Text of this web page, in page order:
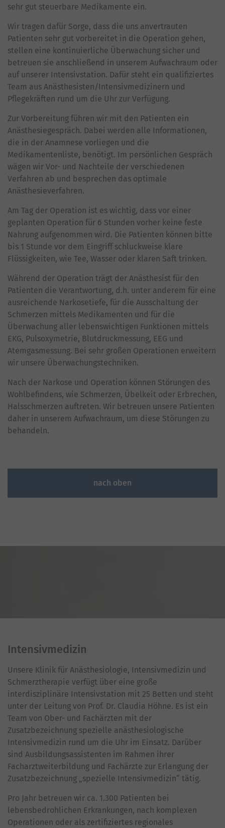
sehr gut steuerbare Medikamente ein.
Wir tragen dafür Sorge, dass die uns anvertrauten
Patienten sehr gut vorbereitet in die Operation gehen,
stellen eine kontinuierliche Überwachung sicher und
betreuen sie anschließend in unserem Aufwachraum oder
auf unserer Intensivstation. Dafür steht ein qualifiziertes
Team aus Anästhesisten/Intensivmedizinern und
Pflegekräften rund um die Uhr zur Verfügung.
Zur Vorbereitung führen wir mit den Patienten ein
Anästhesiegespräch. Dabei werden alle Informationen,
die in der Anamnese vorliegen und die
Medikamentenliste, benötigt. Im persönlichen Gespräch
wägen wir Vor- und Nachteile der verschiedenen
Verfahren ab und besprechen das optimale
Anästhesieverfahren.
Am Tag der Operation ist es wichtig, dass vor einer
geplanten Operation für 6 Stunden vorher keine feste
Nahrung aufgenommen wird. Die Patienten können bitte
bis 1 Stunde vor dem Eingriff schluckweise klare
Flüssigkeiten, wie Tee, Wasser oder klaren Saft trinken.
Während der Operation trägt der Anästhesist für den
Patienten die Verantwortung, d.h. unter anderem für eine
ausreichende Narkosetiefe, für die Ausschaltung der
Schmerzen mittels Medikamenten und für die
Überwachung aller lebenswichtigen Funktionen mittels
EKG, Pulsoxymetrie, Blutdruckmessung, EEG und
Atemgasmessung. Bei sehr großen Operationen erweitern
wir unsere Überwachungstechniken.
Nach der Narkose und Operation können Störungen des
Wohlbefindens, wie Schmerzen, Übelkeit oder Erbrechen,
Halsschmerzen auftreten. Wir betreuen unsere Patienten
daher in unserem Aufwachraum, um diese Störungen zu
behandeln.
nach oben
Intensivmedizin
Unsere Klinik für Anästhesiologie, Intensivmedizin und
Schmerztherapie verfügt über eine große
interdisziplinäre Intensivstation mit 25 Betten und steht
unter der Leitung von Prof. Dr. Claudia Höhne. Es ist ein
Team von Ober- und Fachärzten mit der
Zusatzbezeichnung spezielle anästhesiologische
Intensivmedizin rund um die Uhr im Einsatz. Darüber
sind Ausbildungsassistenten im Rahmen ihrer
Facharztweiterbildung und Fachärzte zur Erlangung der
Zusatzbezeichnung „spezielle Intensivmedizin“ tätig.
Pro Jahr betreuen wir ca. 1.300 Patienten bei
lebensbedrohlichen Erkrankungen, nach komplexen
Operationen oder als zertifiziertes regionales